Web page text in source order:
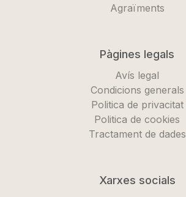
Agraïments
Pàgines legals
Avís legal
Condicions generals
Politica de privacitat
Politica de cookies
Tractament de dades
Xarxes socials